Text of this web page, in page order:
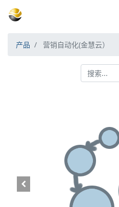
产品 营销自动化(金慧云）